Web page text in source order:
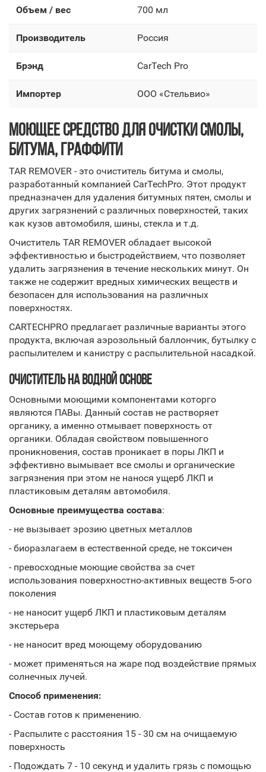
Объем / вес 700 мл
Производитель Россия
Брэнд CarTech Pro
Импортер OOO «Стельвио»
МОЮЩЕЕ СРЕДСТВО ДЛЯ ОЧИСТКИ СМОЛЫ,
БИТУМА, ГРАФФИТИ
TAR REMOVER - это очиститель битума и смолы,
разработанный компанией CarTechPro. Этот продукт
предназначен для удаления битумных пятен, смолы и
других загрязнений с различных поверхностей, таких
как кузов автомобиля, шины, стекла и т.д.
Очиститель TAR REMOVER обладает высокой
эффективностью и быстродействием, что позволяет
удалить загрязнения в течение нескольких минут. Он
также не содержит вредных химических веществ и
безопасен для использования на различных
поверхностях.
CARTECHPRO предлагает различные варианты этого
продукта, включая аэрозольный баллончик, бутылку с
распылителем и канистру с распылительной насадкой.
ОЧИСТИТЕЛЬ НА ВОДНОЙ ОСНОВЕ
Основными моющими компонентами которго
являются ПАВы. Данный состав не растворяет
органику, а именно отмывает поверхность от
органики. Обладая свойством повышенного
проникновения, состав проникает в поры ЛКП и
эффективно вымывает все смолы и органические
загрязнения при этом не нанося ущерб ЛКП и
пластиковым деталям автомобиля.
Основные преимущества состава:
- не вызывает эрозию цветных металлов
- биоразлагаем в естественной среде, не токсичен
- превосходные моющие свойства за счет
использования поверхностно-активных веществ 5-ого
поколения
- не наносит ущерб ЛКП и пластиковым деталям
экстерьера
- не наносит вред моющему оборудованию
- может применяться на жаре под воздействие прямых
солнечных лучей.
Способ применения:
- Состав готов к применению.
- Распылите с расстояния 15 - 30 см на очищаемую
поверхность
- Подождать 7 - 10 секунд и удалить грязь с помощью